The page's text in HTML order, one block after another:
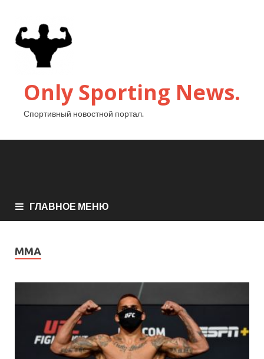
Only Sporting News.
Спортивный новостной портал.
ГЛАВНОЕ МЕНЮ
MMA